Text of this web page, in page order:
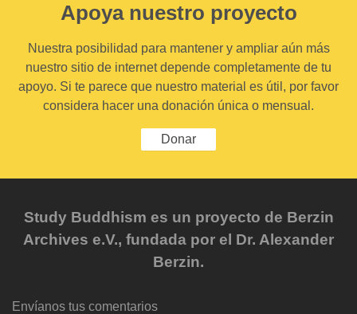
Apoya nuestro proyecto
Nuestra posibilidad para mantener y ampliar aún más
nuestro sitio de internet depende completamente de tu
apoyo. Si te parece que nuestro material es útil, por favor
considera hacer una donación única o mensual.
Donar
Study Buddhism es un proyecto de Berzin
Archives e.V., fundada por el Dr. Alexander
Berzin.
Envíanos tus comentarios